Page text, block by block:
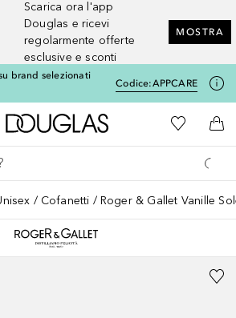
Scarica ora l'app
Douglas e ricevi
regolarmente offerte
esclusive e sconti
MOSTRA
brand selezionati
Codice:APPCARE
A Douglas HomeAlla Mia
Al
Cofanetti Roger & Gallet Vanille